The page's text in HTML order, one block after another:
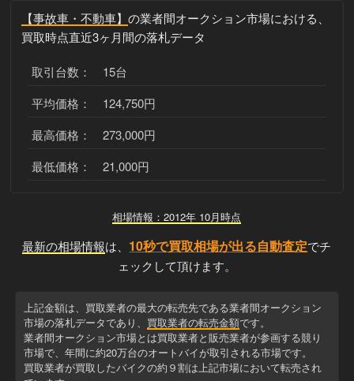
【事故車・不動車】 の業者間オークション市場における、
買取時点直近3ヶ月間の落札データ
取引台数： 15台
平均価格： 124,750円
最高価格： 273,000円
最低価格： 21,000円
相場情報：2012年 10月時点
最新の相場情報は、 10秒で買取相場が出る自動査定でチ
ェックして頂けます。
上記金額は、買取業者の最大の転売先である業者間オークション
市場の落札データであり、 買取業者の転売金額です。
業者間オークション市場とは買取業者と販売業者が参画する競り
市場で、年間に約20万台のオートバイが取引される市場です。
買取業者が買取したバイクの約９割は上記市場において転売され